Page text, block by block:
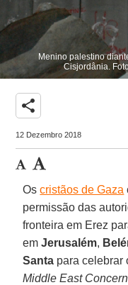
Menino palestino
Cisjordânia.
share
12 Dezembro 2018
Oscristãos de Gaza
permissão das
fronteira em Erez
emJerusalém,
Santa para celebrar
Middle East Concern